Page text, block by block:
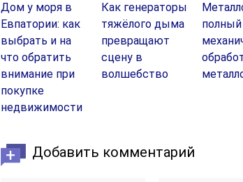
Дом у моря в
Евпатории: как
выбрать и на
что обратить
внимание при
покупке
недвижимости
Как генераторы
тяжёлого дыма
превращают
сцену в
волшебство
Добавить комментарий